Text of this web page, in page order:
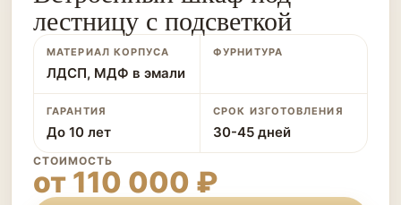
лестницу с подсветкой
МАТЕРИАЛ КОРПУСА
ЛДСП, МДФ в эмали
ФУРНИТУРА
ГАРАНТИЯ
До 10 лет
СРОК ИЗГОТОВЛЕНИЯ
30-45 дней
СТОИМОСТЬ
от 110 000 ₽